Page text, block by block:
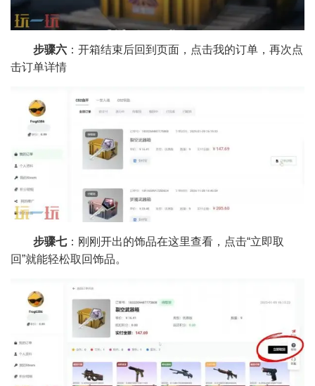
步骤六 ：开箱结束后回到页面，点击我的订单，再次点
击订单详情
步骤七：刚刚开出的饰品在这里查看，点击“立即取
回”就能轻松取回饰品。